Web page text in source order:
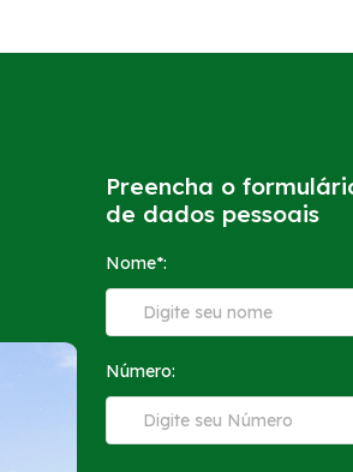
Preencha o
de dados pessoais
Nome*:
Número: